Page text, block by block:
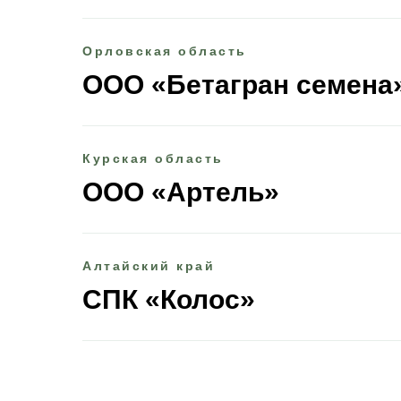
Орловская область
ООО «Бетагран
Курская область
ООО «Артель»
Алтайский край
СПК «Колос»